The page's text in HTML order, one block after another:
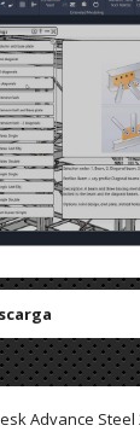
Advance Steel